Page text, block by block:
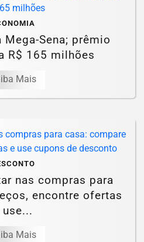
Sena; prêmio
R$ 165 milhões
Mais
nas compras para
encontre ofertas
use...
Mais